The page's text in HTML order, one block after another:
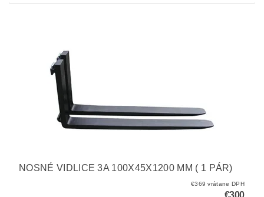
NOSNÉ VIDLICE 3A 100X45X1200 MM ( 1 PÁR)
€369 vrátane DPH